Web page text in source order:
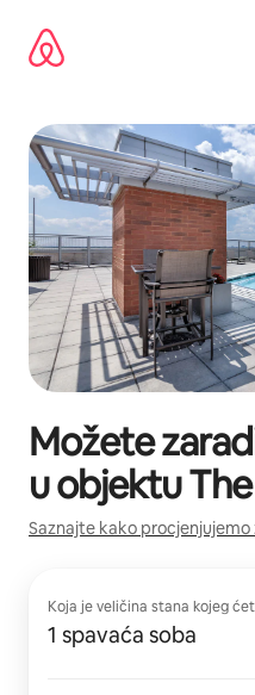
sadržaj
Možete
u objektu
Saznajte kako procjenjujemo
Koja je veličina stana kojeg
1 spavaća soba